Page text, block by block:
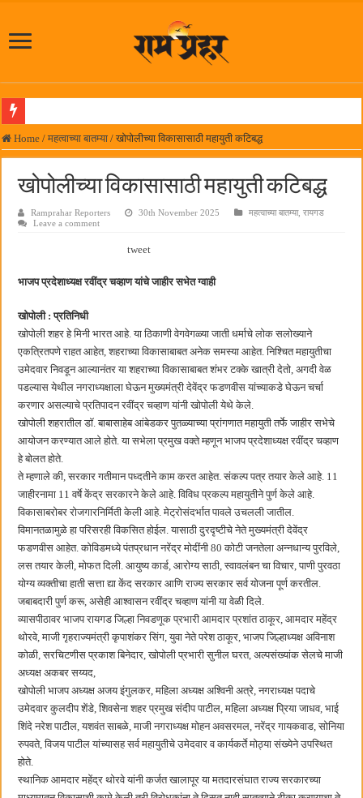
लोकनेते रामशेठ ठाकूर समाजसेवेतील हिरा -आमदार रविशेठ पाटील
पनवेलमध्ये ८ ऑगस्टला महारोजगार मेळावा
सर्वात मोठ्या दिवाळी अंक स्पर्धेचा निकाल जाहीर
कामोठे येथे समाजोपयोगी वस्तूंच्या वाटपाचा उपक्रम
छत्रपती शिवाजी महाराज महाराजस्व समाधान शिबिरास पनवेलमध्ये उत्स्फूर्त प्रतिसाद
बाल्मर लॉरी आणि शेल इंडियातील कंत्राटी कामगारांना भरघोस पगारवाढ
Home / महत्वाच्या बातम्या / खोपोलीच्या विकासासाठी महायुती कटिबद्ध
खोपोलीच्या विकासासाठी महायुती कटिबद्ध
Ramprahar Reporters 30th November 2025 महत्वाच्या बातम्या,रायगड
Leave a comment
tweet
भाजप प्रदेशाध्यक्ष रवींद्र चव्हाण यांचे जाहीर सभेत ग्वाही
खोपोली : प्रतिनिधी
खोपोली शहर हे मिनी भारत आहे. या ठिकाणी वेगवेगळ्या जाती धर्माचे लोक सलोख्याने
एकत्रितपणे राहत आहेत, शहराच्या विकासाबाबत अनेक समस्या आहेत. निश्चित महायुतीचा
उमेदवार निवडून आल्यानंतर या शहराच्या विकासाबाबत शंभर टक्के खात्री देतो, अगदी वेळ
पडल्यास येथील नगराध्यक्षाला घेऊन मुख्यमंत्री देवेंद्र फडणवीस यांच्याकडे घेऊन चर्चा
करणार असल्याचे प्रतिपादन रवींद्र चव्हाण यांनी खोपोली येथे केले.
खोपोली शहरातील डॉ. बाबासाहेब आंबेडकर पुतळ्याच्या प्रांगणात महायुती तर्फे जाहीर सभेचे
आयोजन करण्यात आले होते. या सभेला प्रमुख वक्ते म्हणून भाजप प्रदेशाध्यक्ष रवींद्र चव्हाण
हे बोलत होते.
ते म्हणाले की, सरकार गतीमान पध्दतीने काम करत आहेत. संकल्प पत्र तयार केले आहे. 11
जाहीरनामा 11 वर्षे केंद्र सरकारने केले आहे. विविध प्रकल्प महायुतीने पुर्ण केले आहे.
विकासाबरोबर रोजगारनिर्मिती केली आहे. मेट्रोसंदर्भात पावले उचलली जातील.
विमानतळामुळे हा परिसरही विकसित होईल. यासाठी दुरदृष्टीचे नेते मुख्यमंत्री देवेंद्र
फडणवीस आहेत. कोविडमध्ये पंतप्रधान नरेंद्र मोदींनी 80 कोटी जनतेला अन्नधान्य पुरविले,
लस तयार केली, मोफत दिली. आयुष्य कार्ड, आरोग्य साठी, स्वावलंबन चा विचार, पाणी पुरवठा
योग्य व्यक्तीचा हाती सत्ता द्या केंद सरकार आणि राज्य सरकार सर्व योजना पूर्ण करतील.
जबाबदारी पुर्ण करू, असेही आश्वासन रवींद्र चव्हाण यांनी या वेळी दिले.
व्यासपीठावर भाजप रायगड जिल्हा निवडणूक प्रभारी आमदार प्रशांत ठाकूर, आमदार महेंद्र
थोरवे, माजी गृहराज्यमंत्री कृपाशंकर सिंग, युवा नेते परेश ठाकूर, भाजप जिल्हाध्यक्ष अविनाश
कोळी, सरचिटणीस प्रकाश बिनेदार, खोपोली प्रभारी सुनील घरत, अल्पसंख्यांक सेलचे माजी
अध्यक्ष अकबर सय्यद,
खोपोली भाजप अध्यक्ष अजय इंगुलकर, महिला अध्यक्ष अश्विनी अत्रे, नगराध्यक्ष पदाचे
उमेदवार कुलदीप शेंडे, शिवसेना शहर प्रमुख संदीप पाटील, महिला अध्यक्ष प्रिया जाधव, भाई
शिंदे नरेश पाटील, यशवंत साबळे, माजी नगराध्यक्ष मोहन अवसरमल, नरेंद्र गायकवाड, सोनिया
रुपवते, विजय पाटील यांच्यासह सर्व महायुतीचे उमेदवार व कार्यकर्ते मोठ्या संख्येने उपस्थित
होते.
स्थानिक आमदार महेंद्र थोरवे यांनी कर्जत खालापूर या मतदारसंघात राज्य सरकारच्या